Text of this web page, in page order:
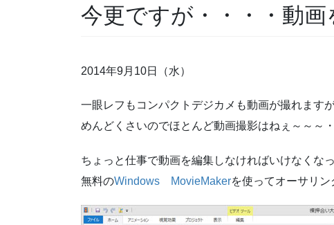
今更ですが・・・・動画
2014年9月10日（水）
一眼レフもコンパクトデジカメも動画が撮れます
めんどくさいのでほとんど動画撮影はねぇ～～～
ちょっと仕事で動画を編集しなければいけなくな
無料のWindows MovieMakerを使ってオーサリン